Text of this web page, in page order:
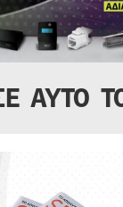
ΑΥΤΟ